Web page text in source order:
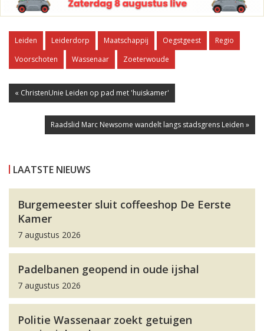
Leiden Leiderdorp Maatschappij Oegstgeest
Regio
Voorschoten
Wassenaar Zoeterwoude
« ChristenUnie Leiden op pad met 'huiskamer'
Raadslid Marc Newsome wandelt langs stadsgrens Leiden »
LAATSTE NIEUWS
Burgemeester sluit coffeeshop De Eerste
Kamer
7 augustus 2026
Padelbanen geopend in oude ijshal
7 augustus 2026
Politie Wassenaar zoekt getuigen